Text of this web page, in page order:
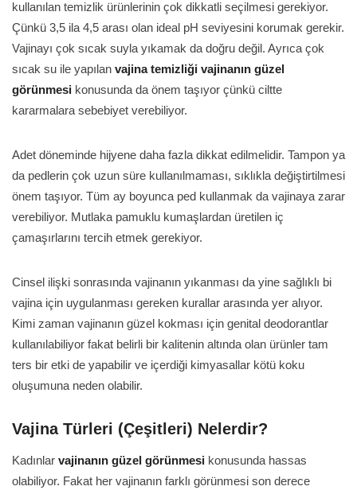
kullanılan temizlik ürünlerinin çok dikkatli seçilmesi gerekiyor.
Çünkü 3,5 ila 4,5 arası olan ideal pH seviyesini korumak gerekir.
Vajinayı çok sıcak suyla yıkamak da doğru değil. Ayrıca çok
sıcak su ile yapılan vajina temizliği vajinanın güzel
görünmesi konusunda da önem taşıyor çünkü ciltte
kararmalara sebebiyet verebiliyor.
Adet döneminde hijyene daha fazla dikkat edilmelidir. Tampon ya
da pedlerin çok uzun süre kullanılmaması, sıklıkla değiştirtilmesi
önem taşıyor. Tüm ay boyunca ped kullanmak da vajinaya zarar
verebiliyor. Mutlaka pamuklu kumaşlardan üretilen iç
çamaşırlarını tercih etmek gerekiyor.
Cinsel ilişki sonrasında vajinanın yıkanması da yine sağlıklı bi
vajina için uygulanması gereken kurallar arasında yer alıyor.
Kimi zaman vajinanın güzel kokması için genital deodorantlar
kullanılabiliyor fakat belirli bir kalitenin altında olan ürünler tam
ters bir etki de yapabilir ve içerdiği kimyasallar kötü koku
oluşumuna neden olabilir.
Vajina Türleri (Çeşitleri) Nelerdir?
Kadınlar vajinanın güzel görünmesi konusunda hassas
olabiliyor. Fakat her vajinanın farklı görünmesi son derece